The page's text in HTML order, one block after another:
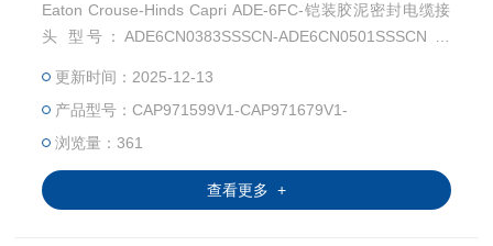
Eaton Crouse-Hinds Capri ADE-6FC-铠装胶泥密封电缆接
头 型号：ADE6CN0383SSSCN-ADE6CN0501SSSCN 料
装电缆，并包含复合屏障 Capri ADE-6FC 适用于 IEC IIC 气
体组和 NEC I 类 1 区安装。
更新时间：2025-12-13
产品型号：CAP971599V1-CAP971679V1-
浏览量：361
查看更多 +